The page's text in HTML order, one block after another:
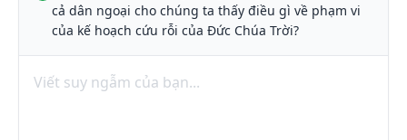
cả dân ngoại cho chúng ta thấy điều gì về phạm vi
của kế hoạch cứu rỗi của Đức Chúa Trời?